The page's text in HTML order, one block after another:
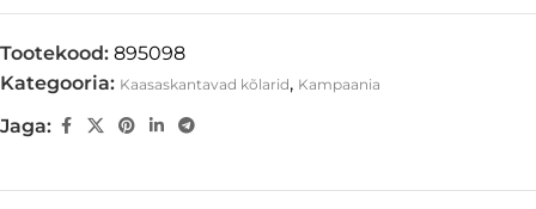
Tootekood: 895098
Kategooria: Kaasaskantavad kõlarid, Kampaania
Jaga: